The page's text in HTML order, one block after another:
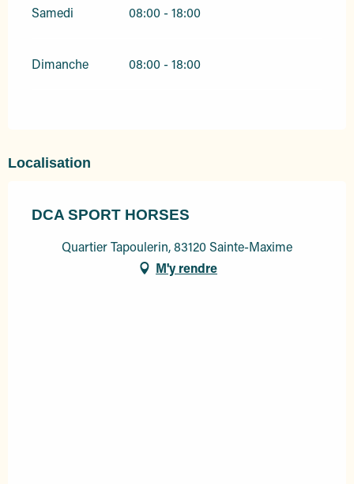
Samedi 08:00 - 18:00
Dimanche 08:00 - 18:00
Localisation
DCA SPORT HORSES
Quartier Tapoulerin, 83120 Sainte-Maxime
M'y rendre